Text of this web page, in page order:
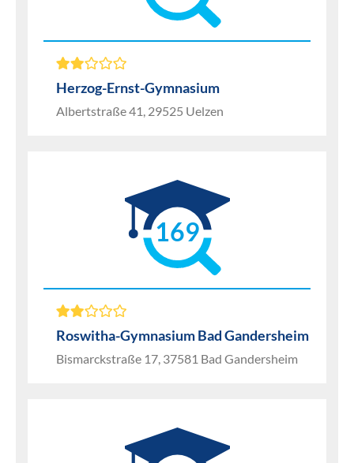
Herzog-Ernst-Gymnasium
Albertstraße 41, 29525 Uelzen
169
Roswitha-Gymnasium Bad Gandersheim
Bismarckstraße 17, 37581 Bad Gandersheim